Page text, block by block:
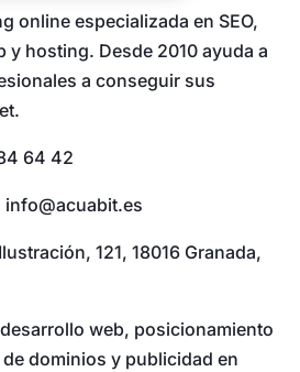
online especializada en SEO,
y hosting. Desde 2010 ayuda a
a conseguir sus
64 42
info@acuabit.es
121, 18016 Granada,
web, posicionamiento
de dominios y publicidad en